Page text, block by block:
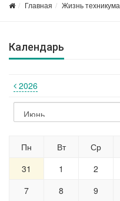
Главная Жизнь техникума
Календарь
2026
Пн Вт Ср
31
1 2
7
8 9